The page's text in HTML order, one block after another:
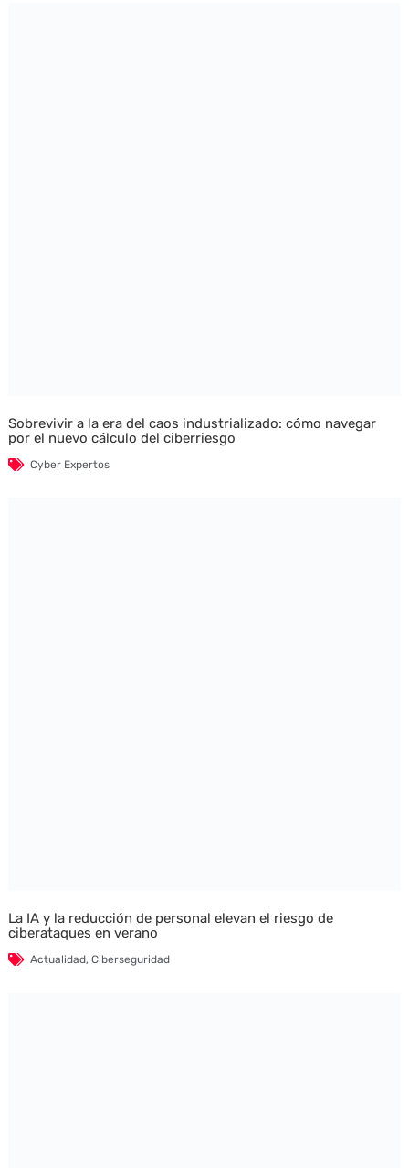
Sobrevivir a la era del caos industrializado: cómo navegar
por el nuevo cálculo del ciberriesgo
Cyber Expertos
La IA y la reducción de personal elevan el riesgo de
ciberataques en verano
Actualidad, Ciberseguridad